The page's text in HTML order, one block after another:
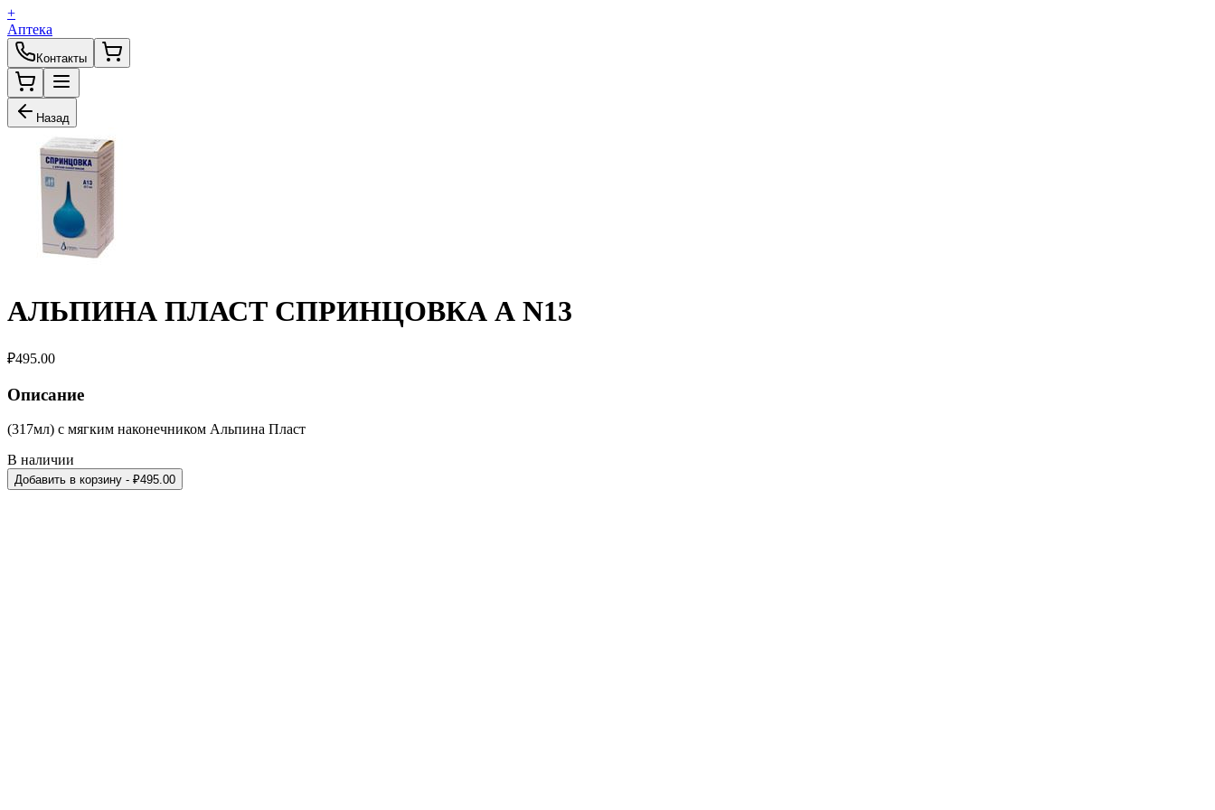
+
Аптека
Контакты
Назад
АЛЬПИНА ПЛАСТ СПРИНЦОВКА А N13
₽495.00
Описание
(317мл) с мягким наконечником Альпина Пласт
В наличии
Добавить в корзину - ₽495.00